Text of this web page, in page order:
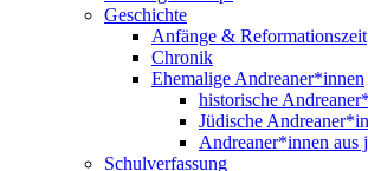
Geschichte
Anfänge & Reformationszeit
Chronik
Ehemalige Andreaner*innen
historische
Jüdische
Andreaner*innen aus
Schulverfassung